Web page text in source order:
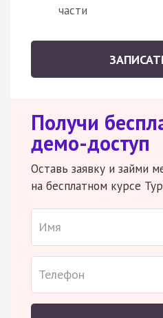
части
Получи
демо-доступ
Оставь заявку и займи
на бесплатном курсе